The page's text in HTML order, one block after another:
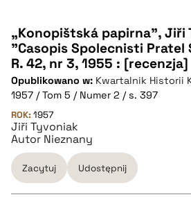
„Konopištská papirna”, Jiři
"Casopis Spolecnisti
R. 42, nr 3, 1955 : [recenzja]
Opublikowano w: Kwartalnik Historii
1957 / Tom 5 / Numer 2 / s. 397
ROK: 1957
Jiři Tyvoniak
Autor Nieznany
Zacytuj Udostępnij